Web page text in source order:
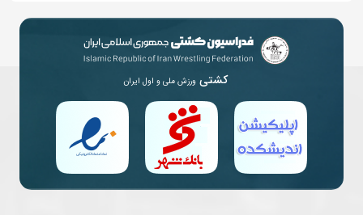
کشتی ورزش ملی و اول ایران